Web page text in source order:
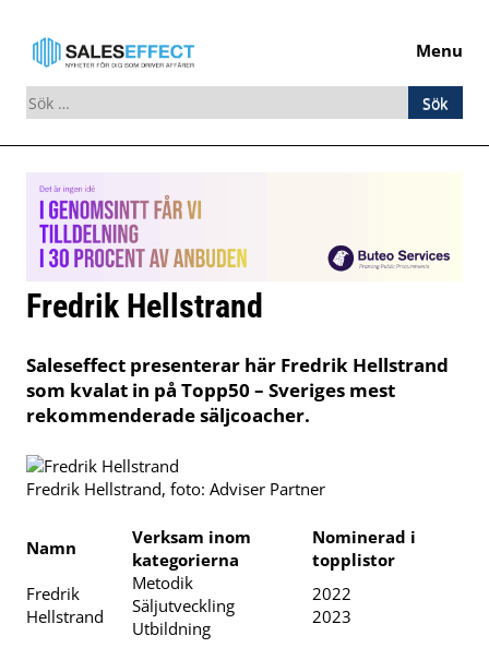
Menu
Sök
efter:
Skip
to
content
Fredrik Hellstrand
Saleseffect presenterar här Fredrik Hellstrand
som kvalat in på Topp50 – Sveriges mest
rekommenderade säljcoacher.
Fredrik Hellstrand, foto: Adviser Partner
Namn
Verksam inom
kategorierna
Nominerad i
topplistor
Fredrik
Hellstrand
Metodik
Säljutveckling
Utbildning
2022
2023